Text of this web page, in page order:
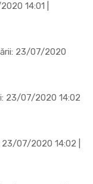
14:01 |
23/07/2020
23/07/2020 14:02
07/2020 14:02 |